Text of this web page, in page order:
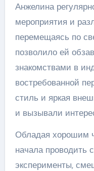
Анжелина
мероприятия и
перемещаясь по
позволило ей
знакомствами в
востребованной
стиль и яркая
и вызывали
Обладая хорошим
начала проводить
эксперименты,